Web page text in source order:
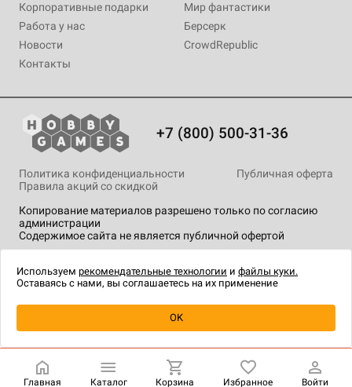
Уведомить о наличии
Корпоративные подарки
Работа у нас
Новости
Контакты
Мир фантастики
Берсерк
CrowdRepublic
+7 (800) 500-31-36
Копирование материалов разрешено только по согласию
администрации
Содержимое сайта не является публичной офертой
Политика конфиденциальности
Публичная оферта
Правила акций со скидкой
технологии.
Главная Каталог Корзина Избранное Войти
Используем рекомендательные технологии и файлы куки.
Оставаясь с нами, вы соглашаетесь на их применение
OK